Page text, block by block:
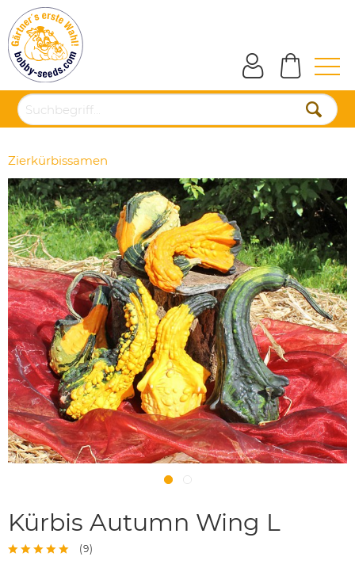
Zierkürbissamen
Kürbis Autumn Wing L
(9)